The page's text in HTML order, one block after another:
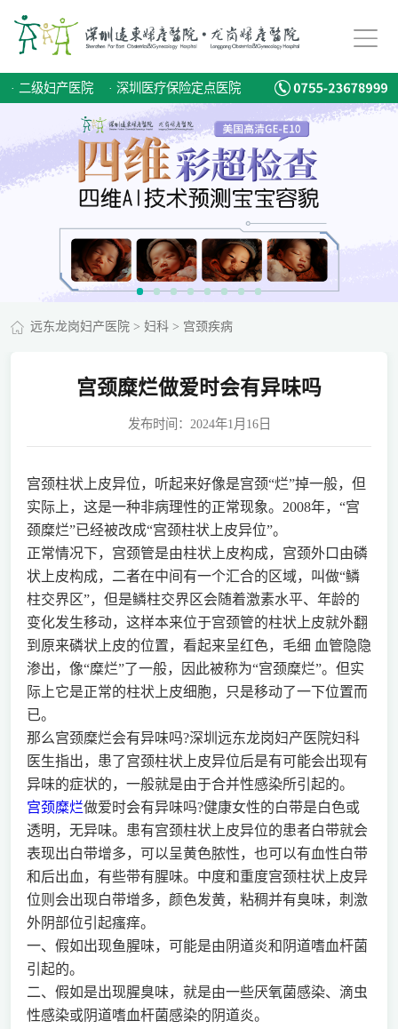
· 二级妇产医院 · 深圳医疗保险定点医院
远东龙岗妇产医院> 妇科> 宫颈疾病
宫颈糜烂做爱时会有异味吗
发布时间：2024年1月16日
宫颈柱状上皮异位，听起来好像是宫颈“烂”掉一般，但
实际上，这是一种非病理性的正常现象。2008年，“宫
颈糜烂”已经被改成“宫颈柱状上皮异位”。
正常情况下，宫颈管是由柱状上皮构成，宫颈外口由磷
状上皮构成，二者在中间有一个汇合的区域，叫做“鳞
柱交界区”，但是鳞柱交界区会随着激素水平、年龄的
变化发生移动，这样本来位于宫颈管的柱状上皮就外翻
到原来磷状上皮的位置，看起来呈红色，毛细 血管隐隐
渗出，像“糜烂”了一般，因此被称为“宫颈糜烂”。但实
际上它是正常的柱状上皮细胞，只是移动了一下位置而
已。
那么宫颈糜烂会有异味吗?深圳远东龙岗妇产医院妇科
医生指出，患了宫颈柱状上皮异位后是有可能会出现有
异味的症状的，一般就是由于合并性感染所引起的。
宫颈糜烂做爱时会有异味吗?健康女性的白带是白色或
透明，无异味。患有宫颈柱状上皮异位的患者白带就会
表现出白带增多，可以呈黄色脓性，也可以有血性白带
和后出血，有些带有腥味。中度和重度宫颈柱状上皮异
位则会出现白带增多，颜色发黄，粘稠并有臭味，刺激
外阴部位引起瘙痒。
一、假如出现鱼腥味，可能是由阴道炎和阴道嗜血杆菌
引起的。
二、假如是出现腥臭味，就是由一些厌氧菌感染、滴虫
性感染或阴道嗜血杆菌感染的阴道炎。